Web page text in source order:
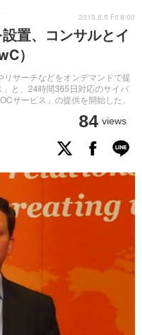
置、コンサルとイ
）
サーチなどをオンデマンドで提
と、24時間365日対応のサイバ
サービス」の提供を開始した。
84 views
2015.6.5 Fri 8:00